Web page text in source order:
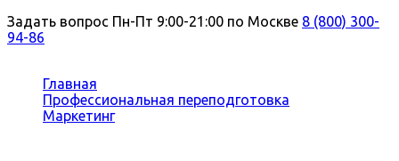
Задать вопрос Пн-Пт 9:00-21:00 по Москве 8 (800) 300-
94-86
Главная
Профессиональная переподготовка
Маркетинг